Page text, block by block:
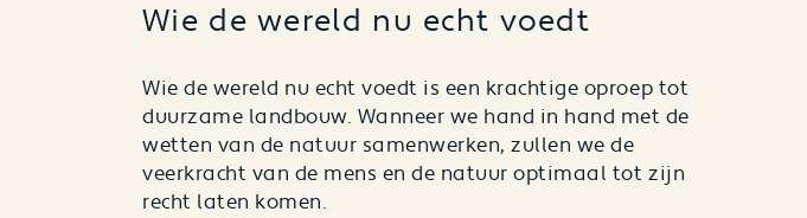
Wie de wereld nu echt voedt
Wie de wereld nu echt voedt is een krachtige oproep tot
duurzame landbouw. Wanneer we hand in hand met de
wetten van de natuur samenwerken, zullen we de
veerkracht van de mens en de natuur optimaal tot zijn
recht laten komen.